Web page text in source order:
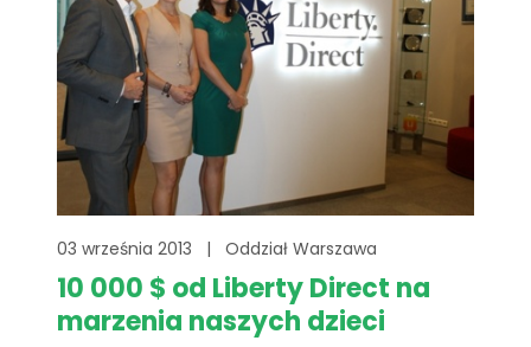
03 września 2013 | Oddział Warszawa
10 000 $ od Liberty Direct na
marzenia naszych dzieci